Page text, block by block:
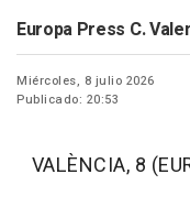
Europa Press C.
Miércoles, 8 julio 2026
Publicado: 20:53
VALÈNCIA, 8